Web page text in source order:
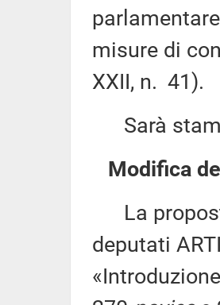
misure di
XXII, n. 41).
Sarà
Modifica
La
deputati